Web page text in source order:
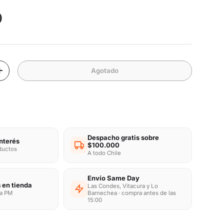
la cantidad Agotado
Despacho gratis sobre
$100.000
A todo Chile
en tienda
PM
Envío Same Day
Las Condes, Vitacura y Lo
Barnechea · compra antes de las
15:00